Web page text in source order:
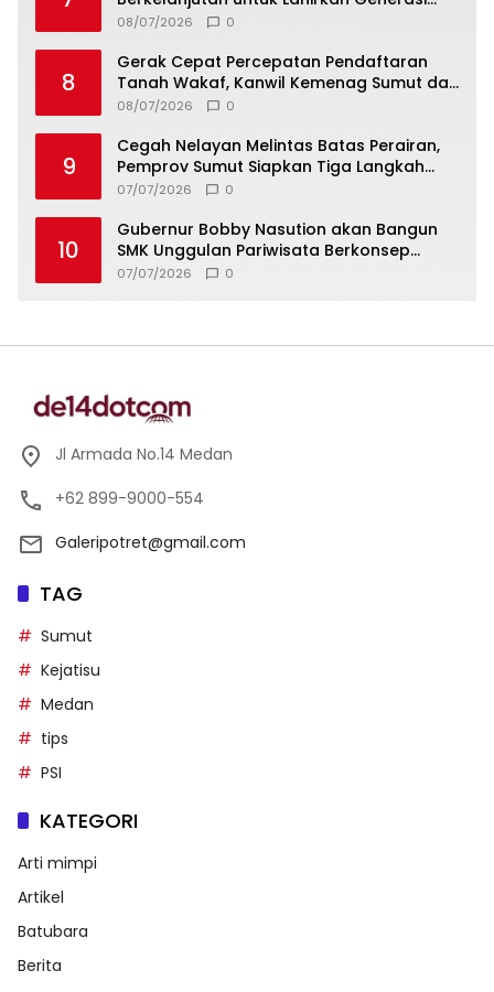
Qurani Berkarakter
08/07/2026 0
8
Gerak Cepat Percepatan Pendaftaran
Tanah Wakaf, Kanwil Kemenag Sumut dan
Lintas Instansi Bahas Draf MoU
08/07/2026 0
9
Cegah Nelayan Melintas Batas Perairan,
Pemprov Sumut Siapkan Tiga Langkah
Strategis
07/07/2026 0
10
Gubernur Bobby Nasution akan Bangun
SMK Unggulan Pariwisata Berkonsep
Boarding School di Samosir
07/07/2026 0
Jl Armada No.14 Medan
+62 899-9000-554
Galeripotret@gmail.com
TAG
Sumut
Kejatisu
Medan
tips
PSI
KATEGORI
Arti mimpi
Artikel
Batubara
Berita